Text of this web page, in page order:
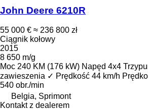
John Deere 6210R
55 000 € ≈ 236 800 zł
Ciągnik kołowy
2015
8 650 m/g
Moc 240 KM (176 kW) Napęd 4x4
zawieszenia ✓ Prędkość 44 km/h
540 obr./min
Belgia, Sprimont
Kontakt z dealerem